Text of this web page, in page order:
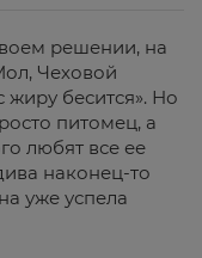
решении, на
Чеховой
жиру бесится». Но
питомец, а
любят все ее
наконец-то
уже успела